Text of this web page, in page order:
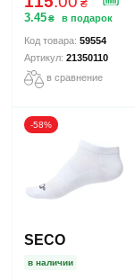
3.45 ₴
59554
21350110
в сравнение
-58%
SECO
в наличии